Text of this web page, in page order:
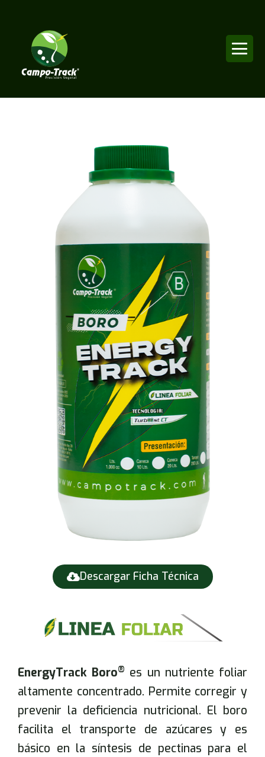
Descargar Ficha Técnica
EnergyTrack Boro® es un nutriente foliar
altamente concentrado. Permite corregir y
prevenir la deficiencia nutricional. El boro
facilita el transporte de azúcares y es
básico en la síntesis de pectinas para el